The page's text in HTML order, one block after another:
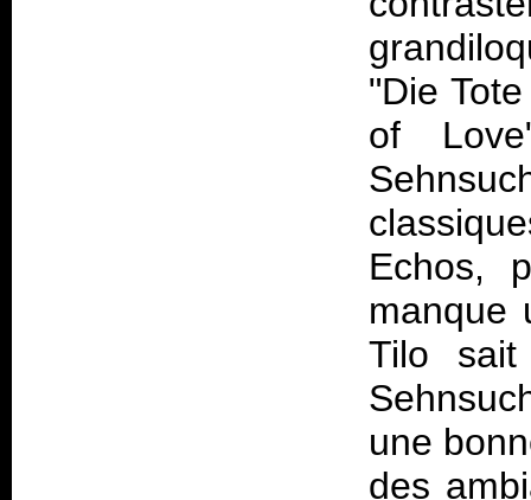
"Die
of
Echos,
manque
Tilo
une
des